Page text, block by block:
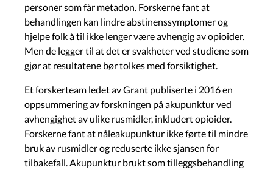
personer som får metadon. Forskerne fant at
behandlingen kan lindre abstinenssymptomer og
hjelpe folk å til ikke lenger være avhengig av opioider.
Men de legger til at det er svakheter ved studiene som
gjør at resultatene bør tolkes med forsiktighet.
Et forskerteam ledet av Grant publiserte i 2016 en
oppsummering av forskningen på akupunktur ved
avhengighet av ulike rusmidler, inkludert opioider.
Forskerne fant at nåleakupunktur ikke førte til mindre
bruk av rusmidler og reduserte ikke sjansen for
tilbakefall. Akupunktur brukt som tilleggsbehandling